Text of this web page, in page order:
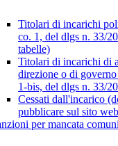
Titolari di incarichi
co. 1, del dlgs n. 33/
tabelle)
Titolari di incarichi di
direzione o di
1-bis, del dlgs n. 33/
Cessati dall'incarico
pubblicare sul sito
per mancata